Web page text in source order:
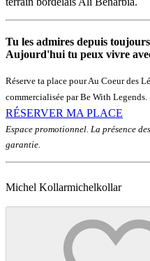
Tu les admires depuis
Aujourd'hui tu peux vivre
Réserve ta place pour Au Coeur des
commercialisée par Be With Legends.
RÉSERVER MA PLACE
Espace promotionnel. La présence
garantie.
Michel Kollarmichelkollar